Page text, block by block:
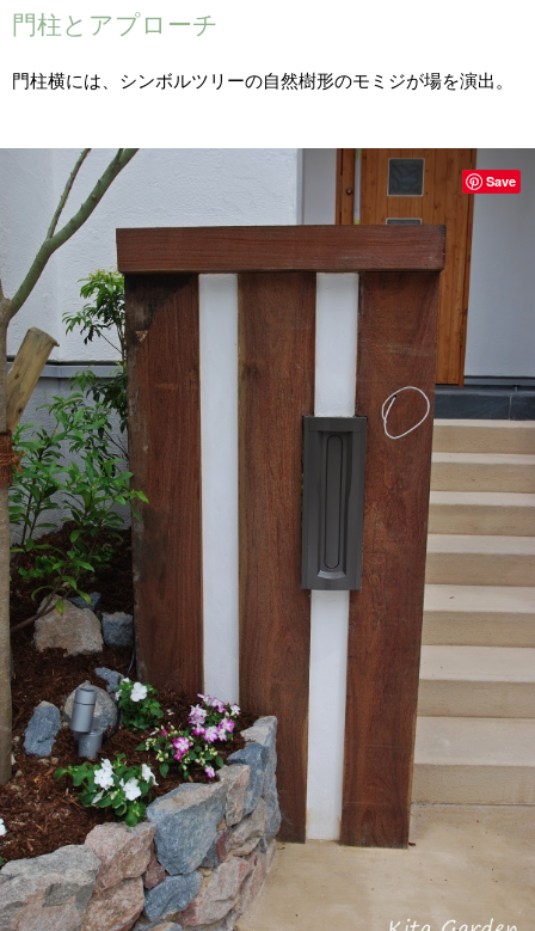
門柱とアプローチ
門柱横には、シンボルツリーの自然樹形のモミジが場を演出。
Save